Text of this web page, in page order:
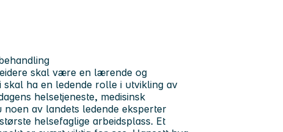
skal være en lærende og
skal ha en ledende rolle i utvikling av
helsetjeneste, medisinsk
noen av landets ledende eksperter
helsefaglige arbeidsplass. Et